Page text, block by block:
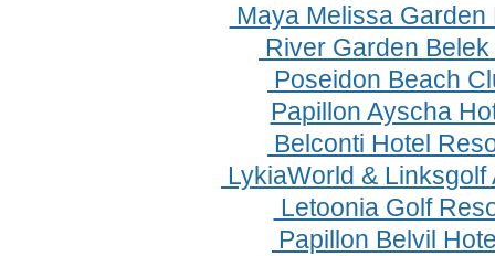
Maya Melissa Garden
River Garden Belek
Poseidon Beach
Papillon Ayscha
Belconti Hotel
LykiaWorld &
Letoonia Golf
Papillon Belvil